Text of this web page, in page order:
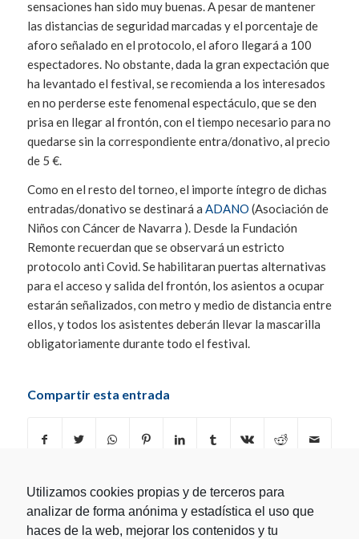
sensaciones han sido muy buenas. A pesar de mantener
las distancias de seguridad marcadas y el porcentaje de
aforo señalado en el protocolo, el aforo llegará a 100
espectadores. No obstante, dada la gran expectación que
ha levantado el festival, se recomienda a los interesados
en no perderse este fenomenal espectáculo, que se den
prisa en llegar al frontón, con el tiempo necesario para no
quedarse sin la correspondiente entra/donativo, al precio
de 5 €.
Como en el resto del torneo, el importe íntegro de dichas
entradas/donativo se destinará a ADANO (Asociación de
Niños con Cáncer de Navarra ). Desde la Fundación
Remonte recuerdan que se observará un estricto
protocolo anti Covid. Se habilitaran puertas alternativas
para el acceso y salida del frontón, los asientos a ocupar
estarán señalizados, con metro y medio de distancia entre
ellos, y todos los asistentes deberán llevar la mascarilla
obligatoriamente durante todo el festival.
Compartir esta entrada
Utilizamos cookies propias y de terceros para
analizar de forma anónima y estadística el uso que
haces de la web, mejorar los contenidos y tu